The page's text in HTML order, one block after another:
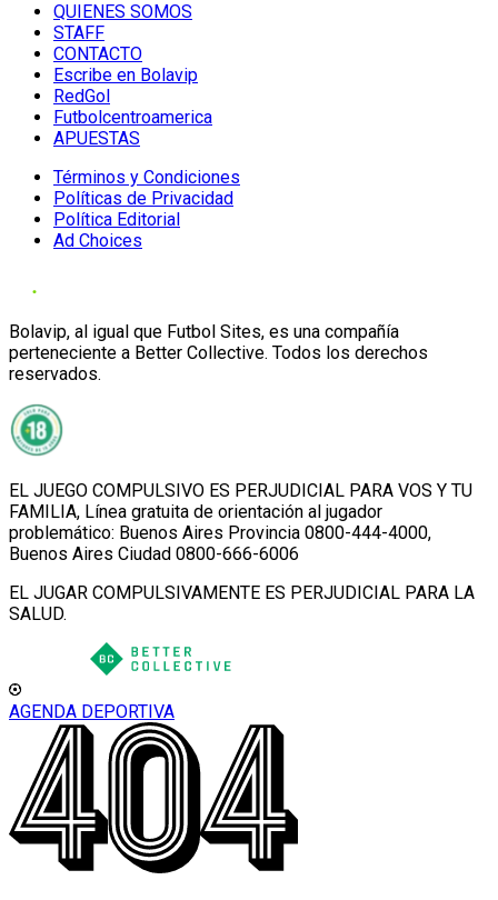
QUIENES SOMOS
STAFF
CONTACTO
Escribe en Bolavip
RedGol
Futbolcentroamerica
APUESTAS
Términos y Condiciones
Políticas de Privacidad
Política Editorial
Ad Choices
Bolavip, al igual que Futbol Sites, es una compañía
perteneciente a Better Collective. Todos los derechos
reservados.
EL JUEGO COMPULSIVO ES PERJUDICIAL PARA VOS Y TU
FAMILIA, Línea gratuita de orientación al jugador
problemático: Buenos Aires Provincia 0800-444-4000,
Buenos Aires Ciudad 0800-666-6006
EL JUGAR COMPULSIVAMENTE ES PERJUDICIAL PARA LA
SALUD.
AGENDA DEPORTIVA